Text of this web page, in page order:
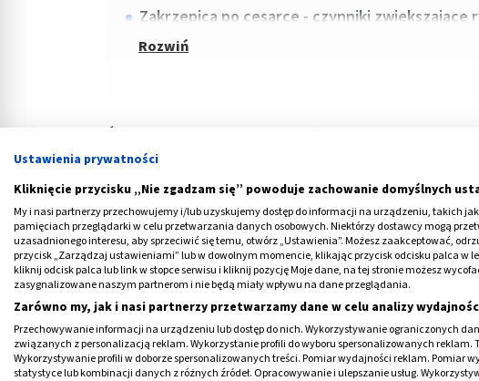
Zakrzepica po cesarce - czynniki zwiększające
Źródła naukowe podają, iż poród przez
poważnych powikłań u matki, aniżeli poród naturalny.
zagrożenia, związane m.in. z wytworzeniem
Kobiety, które urodziły dziecko przez CC, powinny w
niepokojące objawy takie jak częste bóle brzucha,
świadomość, że cesarskie cięcie nie pozostaje bez
Medme poleca
Ustawienia prywatności
Kliknięcie przycisku „Nie zgadzam się” powoduje zachowanie domyślnych
My i nasi partnerzy przechowujemy i/lub uzyskujemy dostęp do informacji na urządzeniu, takich
pamięciach przeglądarki w celu przetwarzania danych osobowych. Niektórzy dostawcy mogą
uzasadnionego interesu, aby sprzeciwić się temu, otwórz „Ustawienia”. Możesz zaakceptować,
przycisk „Zarządzaj ustawieniami” lub w dowolnym momencie, klikając przycisk odcisku palca w
kliknij odcisk palca lub link w stopce serwisu i kliknij pozycję Moje dane, na tej stronie możesz
zasygnalizowane naszym partnerom i nie będą miały wpływu na dane przeglądania.
Zarówno my, jak i nasi partnerzy przetwarzamy dane w celu analizy
Przechowywanie informacji na urządzeniu lub dostęp do nich. Wykorzystywanie ograniczonych
związanych z personalizacją reklam. Wykorzystanie profili do wyboru spersonalizowanych reklam.
Wykorzystywanie profili w doborze spersonalizowanych treści. Pomiar wydajności reklam. Pomiar
statystyce lub kombinacji danych z różnych źródeł. Opracowywanie i ulepszanie usług.